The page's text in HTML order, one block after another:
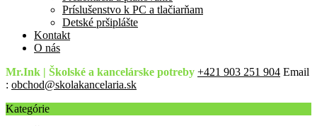
Príslušenstvo k PC a tlačiarňam
Detské pršiplášte
Kontakt
O nás
Mr.Ink | Školské a kancelárske potreby +421 903 251 904 Email
: obchod@skolakancelaria.sk
Kategórie